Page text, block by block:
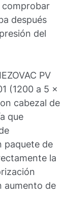
después
del
PV
(1200 a 5 x
cabezal de
que
paquete de
la
aumento de